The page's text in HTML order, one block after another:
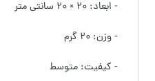
- ابعاد: ۲۰ × ۲۰ سانتی متر
- وزن: ۲۰ گرم
- کیفیت: متوسط